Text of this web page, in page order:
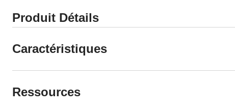
Produit Détails
Caractéristiques
Ressources